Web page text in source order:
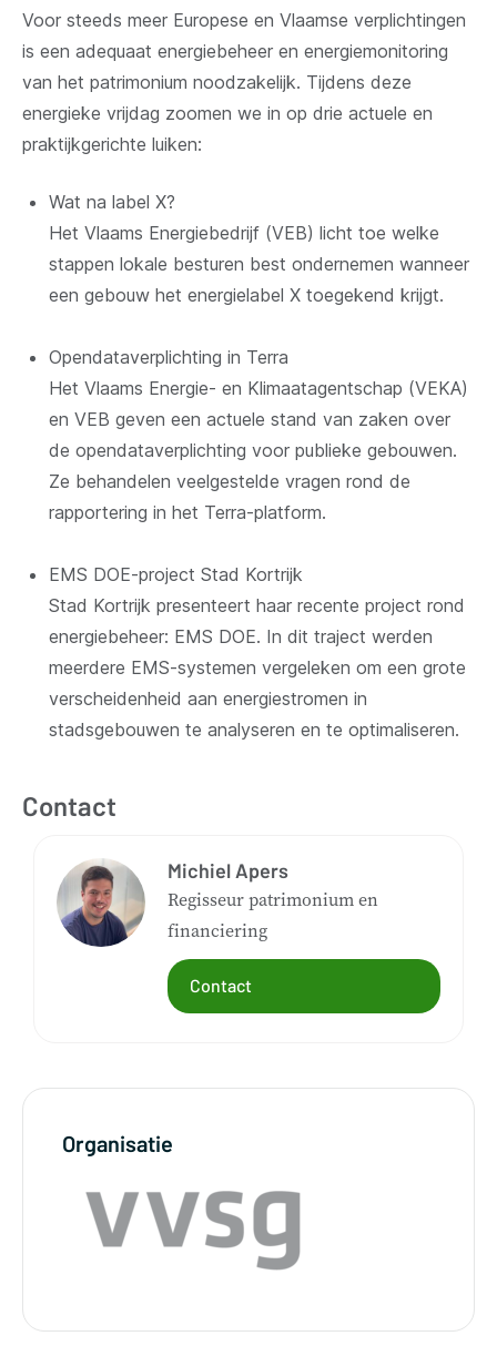
Voor steeds meer Europese en Vlaamse verplichtingen
is een adequaat energiebeheer en energiemonitoring
van het patrimonium noodzakelijk. Tijdens deze
energieke vrijdag zoomen we in op drie actuele en
praktijkgerichte luiken:
Wat na label X?
Het Vlaams Energiebedrijf (VEB) licht toe welke
stappen lokale besturen best ondernemen wanneer
een gebouw het energielabel X toegekend krijgt.
Opendataverplichting in Terra
Het Vlaams Energie- en Klimaatagentschap (VEKA)
en VEB geven een actuele stand van zaken over
de opendataverplichting voor publieke gebouwen.
Ze behandelen veelgestelde vragen rond de
rapportering in het Terra-platform.
EMS DOE-project Stad Kortrijk
Stad Kortrijk presenteert haar recente project rond
energiebeheer: EMS DOE. In dit traject werden
meerdere EMS-systemen vergeleken om een grote
verscheidenheid aan energiestromen in
stadsgebouwen te analyseren en te optimaliseren.
Contact
Michiel Apers
Regisseur patrimonium en
financiering
Contact
Organisatie